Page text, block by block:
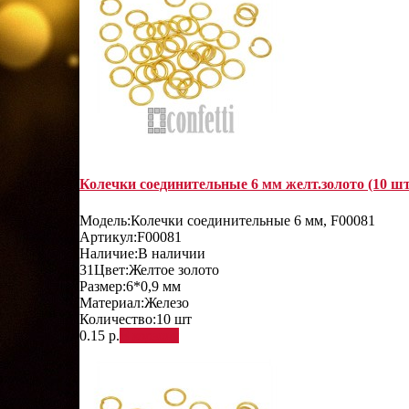
Колечки соединительные 6 мм желт.золото (10
Модель:Колечки соединительные 6 мм, F00081
Артикул:F00081
Наличие:В наличии
31Цвет:Желтое золото
Размер:6*0,9 мм
Материал:Железо
Количество:10 шт
0.15 р.